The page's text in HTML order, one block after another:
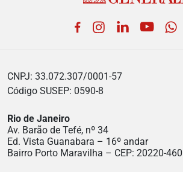
Facebook
CNPJ: 33.072.307/0001-57
Código SUSEP: 0590-8
Rio de Janeiro
Av. Barão de Tefé, nº 34
Ed. Vista Guanabara – 16º andar
Bairro Porto Maravilha – CEP: 20220-460